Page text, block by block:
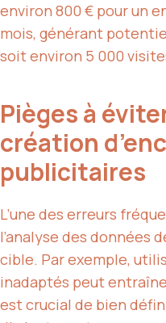
environ 800 € pour un
mois, générant
soit environ 5 000
Pièges à
création
publicitaires
L’une des erreurs
l’analyse des données
cible. Par exemple,
inadaptés peut
est crucial de bien